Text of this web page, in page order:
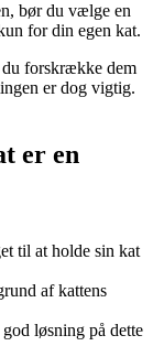
bør du vælge en
for din egen kat.
forskrække dem
er dog vigtig.
er en
til at holde sin kat
af kattens
løsning på dette